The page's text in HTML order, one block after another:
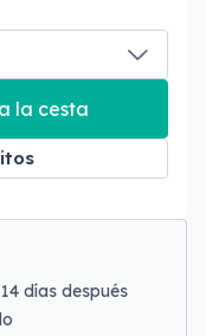
la cesta
días después